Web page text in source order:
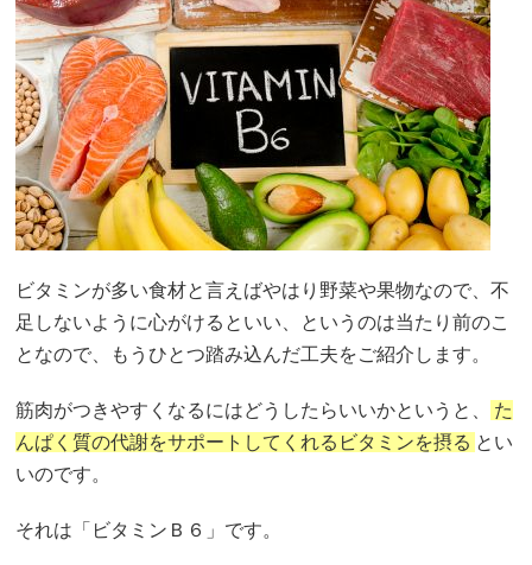
ビタミンが多い食材と言えばやはり野菜や果物なので、不
足しないように心がけるといい、というのは当たり前のこ
となので、もうひとつ踏み込んだ工夫をご紹介します。
筋肉がつきやすくなるにはどうしたらいいかというと、
た
んぱく質の代謝をサポートしてくれるビタミンを摂る とい
いのです。
それは「ビタミンＢ６」です。